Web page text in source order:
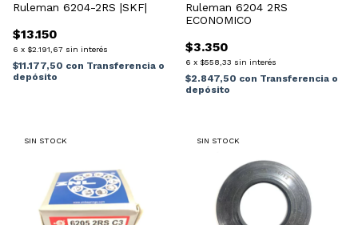
Ruleman 6204-2RS |SKF|
$13.150
6 x $2.191,67 sin interés
$11.177,50 con Transferencia o
depósito
Ruleman 6204 2RS
ECONOMICO
$3.350
6 x $558,33 sin interés
$2.847,50 con Transferencia o
depósito
SIN STOCK SIN STOCK